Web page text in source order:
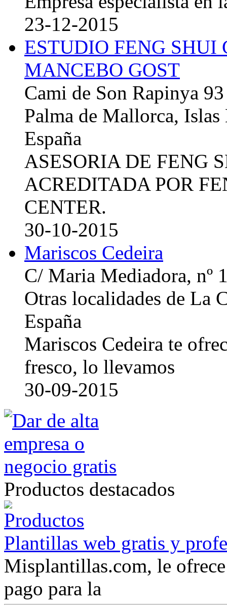
23-12-2015
ESTUDIO FENG
MANCEBO GOST
Cami de Son Rapinya 93
Palma de Mallorca, Islas
España
ASESORIA DE FENG
ACREDITADA POR
CENTER.
30-10-2015
Mariscos Cedeira
C/ Maria Mediadora, nº
Otras localidades de La
España
Mariscos Cedeira te
fresco, lo llevamos
30-09-2015
Productos destacados
Plantillas web gratis y
Misplantillas.com, le
pago para la